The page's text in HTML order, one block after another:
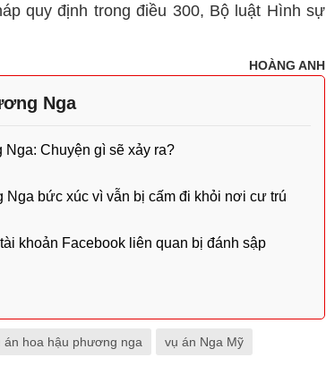
quy định trong điều 300, Bộ luật Hình sự
HOÀNG ANH
Nga
Chuyện gì sẽ xảy ra?
bức xúc vì vẫn bị cấm đi khỏi nơi cư trú
khoản Facebook liên quan bị đánh sập
án hoa hậu phương nga vụ án Nga Mỹ